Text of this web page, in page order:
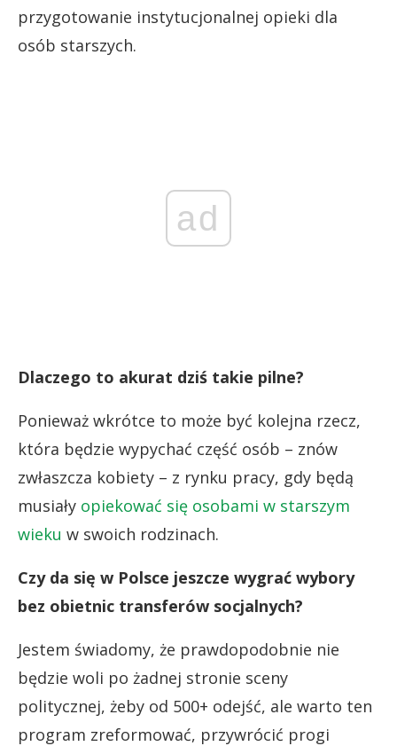
przygotowanie instytucjonalnej opieki dla
osób starszych.
ad
Dlaczego to akurat dziś takie pilne?
Ponieważ wkrótce to może być kolejna rzecz,
która będzie wypychać część osób – znów
zwłaszcza kobiety – z rynku pracy, gdy będą
musiały opiekować się osobami w starszym
wieku w swoich rodzinach.
Czy da się w Polsce jeszcze wygrać wybory
bez obietnic transferów socjalnych?
Jestem świadomy, że prawdopodobnie nie
będzie woli po żadnej stronie sceny
politycznej, żeby od 500+ odejść, ale warto ten
program zreformować, przywrócić progi